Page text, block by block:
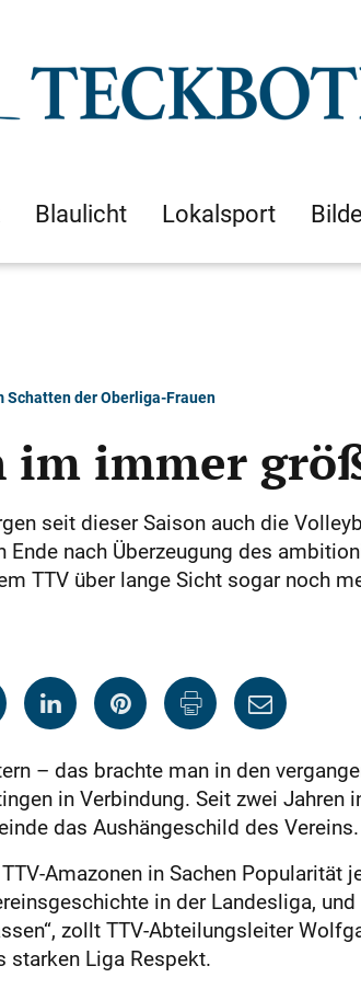
Blaulicht Lokalsport
der Oberliga-Frauen
im immer
seit dieser Saison auch die
nach Überzeugung des
TTV über lange Sicht sogar noch
– das brachte man in den
in Verbindung. Seit zwei Jahren
das Aushängeschild des Vereins.
Amazonen in Sachen Popularität
in der Landesliga,
zollt TTV-Abteilungsleiter
starken Liga Respekt.